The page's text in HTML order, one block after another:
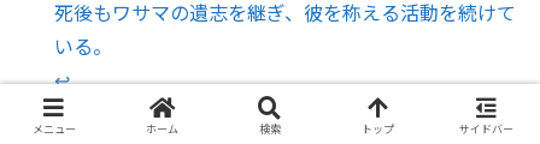
死後もワサマの遺志を継ぎ、彼を称える活動を続けて
いる。
↩︎
Tapparaはフィンランド・タンペレを拠点とする
メニュー ホーム 検索 トップ サイドバー